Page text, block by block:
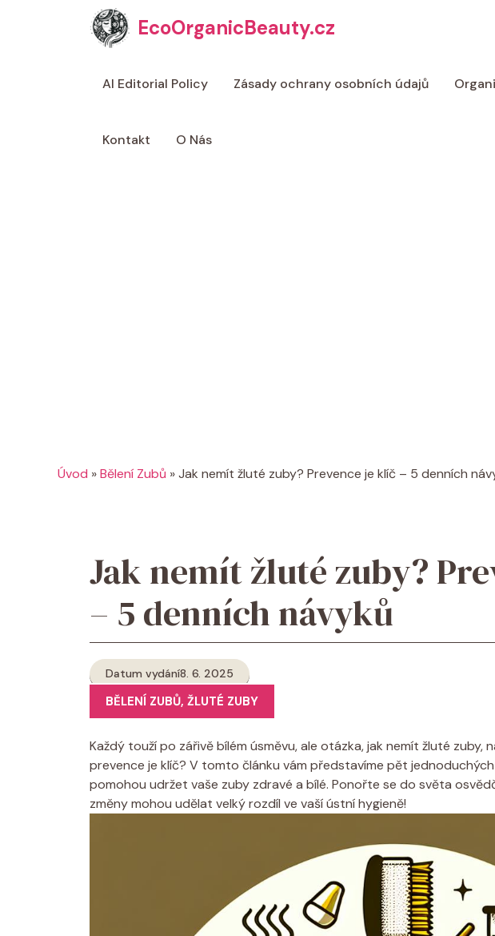
EcoOrganicBeauty.cz
AI Editorial Policy Zásady ochrany osobních údajů
Kontakt O Nás
Úvod »Bělení Zubů »Jak nemít žluté zuby? Prevence je klíč – 5 denních
Jak nemít žluté zuby?
– 5 denních návyků
Datum vydání8. 6. 2025
BĚLENÍ ZUBŮ, ŽLUTÉ ZUBY
Každý touží po zářivě bílém úsměvu, ale otázka, jak nemít žluté zuby,
prevence je klíč? V tomto článku vám představíme pět
pomohou udržet vaše zuby zdravé a bílé. Ponořte se do světa
změny mohou udělat velký rozdíl ve vaší ústní hygieně!